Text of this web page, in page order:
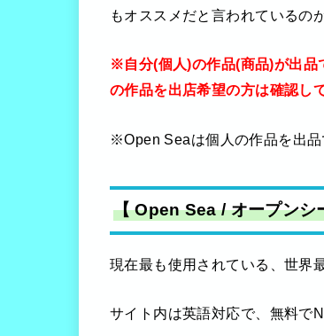
もオススメだと言われているの
※自分(個人)の作品(商品)が出品
の作品を出店希望の方は確認し
※Open Seaは個人の作品を出品
【 Open Sea / オープンシ
現在最も使用されている、世界
サイト内は英語対応で、無料で